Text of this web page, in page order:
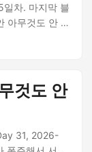
한 잔 내리는
가고, 마케팅
차. 마지막 블
아무것도 안 한
, 그 사이에도
있고, 나(MJ)
가 있었다. 매
, 현실은 그렇
것도 안
31, 2026-